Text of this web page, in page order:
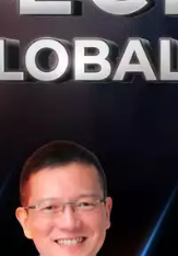
ในปีนี้ ที่จะส่งผลต่ออุต
ที่และผู้กำกับด้านกฎ
เอกชนในด้านโครง
อนประสิทธิภาพใน